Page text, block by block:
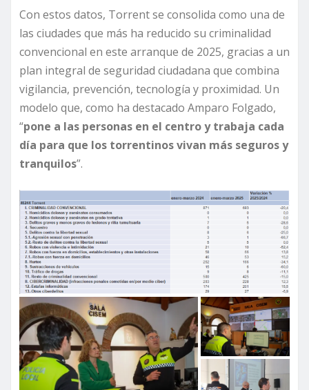
Con estos datos, Torrent se consolida como una de
las ciudades que más ha reducido su criminalidad
convencional en este arranque de 2025, gracias a un
plan integral de seguridad ciudadana que combina
vigilancia, prevención, tecnología y proximidad. Un
modelo que, como ha destacado Amparo Folgado,
“pone a las personas en el centro y trabaja cada
día para que los torrentinos vivan más seguros y
tranquilos”.